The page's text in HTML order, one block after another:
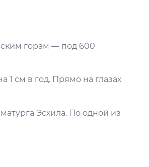
горам — под 600
1 см в год. Прямо на глазах
Эсхила. По одной из